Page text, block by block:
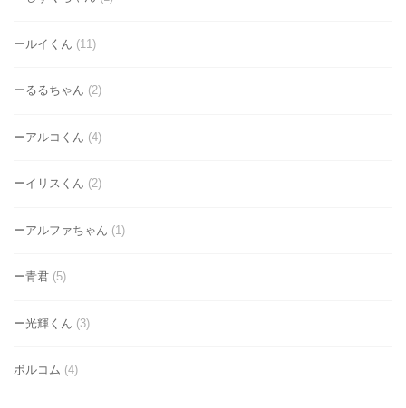
ールイくん (11)
ーるるちゃん (2)
ーアルコくん (4)
ーイリスくん (2)
ーアルファちゃん (1)
ー青君 (5)
ー光輝くん (3)
ボルコム (4)